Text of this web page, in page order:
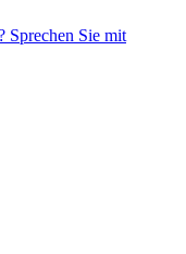
Sprechen Sie mit